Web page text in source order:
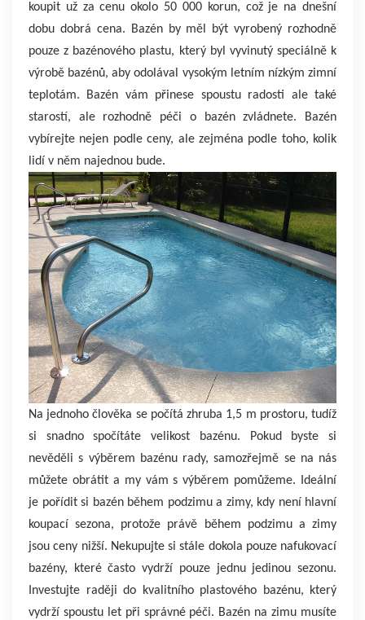
koupit už za cenu okolo 50 000 korun, což je na dnešní
dobu dobrá cena. Bazén by měl být vyrobený rozhodně
pouze z bazénového plastu, který byl vyvinutý speciálně k
výrobě bazénů, aby odolával vysokým letním nízkým zimní
teplotám. Bazén vám přinese spoustu radosti ale také
starostí, ale rozhodně péči o bazén zvládnete. Bazén
vybírejte nejen podle ceny, ale zejména podle toho, kolik
lidí v něm najednou bude.
Na jednoho člověka se počítá zhruba 1,5 m prostoru, tudíž
si snadno spočítáte velikost bazénu. Pokud byste si
nevěděli s výběrem bazénu rady, samozřejmě se na nás
můžete obrátit a my vám s výběrem pomůžeme. Ideální
je pořídit si bazén během podzimu a zimy, kdy není hlavní
koupací sezona, protože právě během podzimu a zimy
jsou ceny nižší. Nekupujte si stále dokola pouze nafukovací
bazény, které často vydrží pouze jednu jedinou sezonu.
Investujte raději do kvalitního plastového bazénu, který
vydrží spoustu let při správné péči. Bazén na zimu musíte